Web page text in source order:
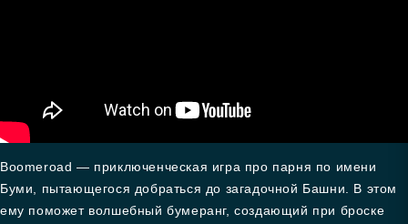
Boomeroad — приключенческая игра про парня по имени
Буми, пытающегося добраться до загадочной Башни. В этом
ему поможет волшебный бумеранг, создающий при броске